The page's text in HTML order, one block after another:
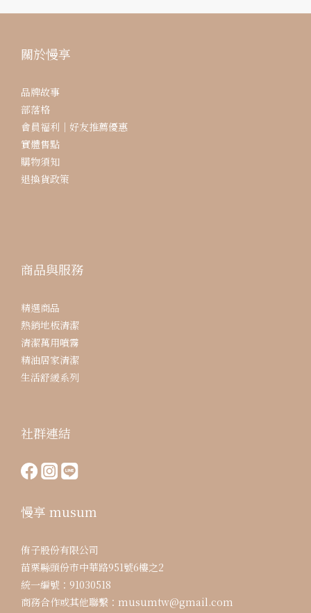
關於慢享
品牌故事
部落格
會員福利｜好友推薦優惠
實體售點
購物須知
退換貨政策
商品與服務
精選商品
熱銷地板清潔
清潔萬用噴霧
精油居家清潔
生活舒緩系列
社群連結
慢享 musum
侑子股份有限公司
苗栗縣頭份市中華路951號6樓之2
統一編號：91030518
商務合作或其他聯繫：musumtw@gmail.com